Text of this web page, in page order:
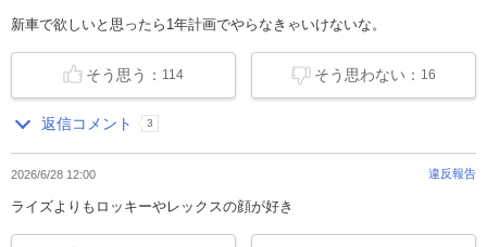
新車で欲しいと思ったら1年計画でやらなきゃいけないな。
そう思わない： 16
そう思う： 114
返信コメント 3
2026/6/28 12:00 違反報告
ライズよりもロッキーやレックスの顔が好き